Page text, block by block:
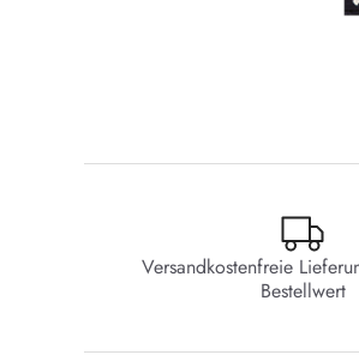
Versandkostenfreie
Bestellwert